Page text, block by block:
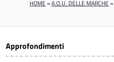
HOME »A.O.U. DELLE MARCHE »
Approfondimenti